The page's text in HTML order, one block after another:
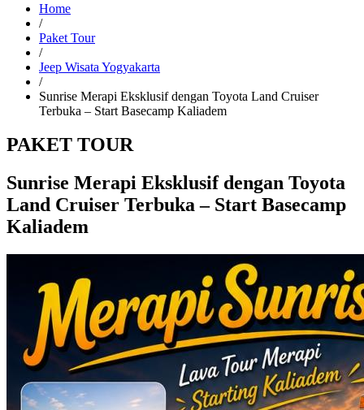
Home
/
Paket Tour
/
Jeep Wisata Yogyakarta
/
Sunrise Merapi Eksklusif dengan Toyota Land Cruiser
Terbuka – Start Basecamp Kaliadem
PAKET TOUR
Sunrise Merapi Eksklusif dengan Toyota
Land Cruiser Terbuka – Start Basecamp
Kaliadem